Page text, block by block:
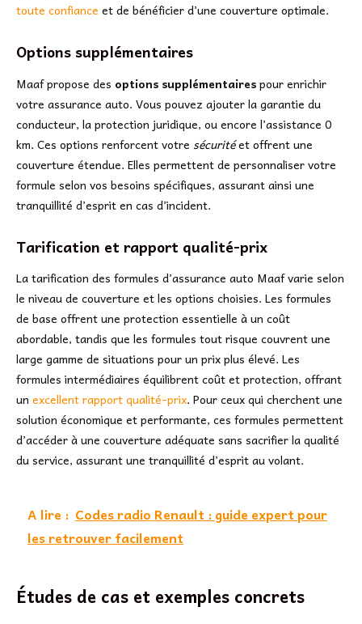
toute confiance et de bénéficier d’une couverture optimale.
Options supplémentaires
Maaf propose des options supplémentairespour enrichir
votre assurance auto. Vous pouvez ajouter la garantie du
conducteur, la protection juridique, ou encore l’assistance 0
km. Ces options renforcent votre sécuritéet offrent une
couverture étendue. Elles permettent de personnaliser votre
formule selon vos besoins spécifiques, assurant ainsi une
tranquillité d’esprit en cas d’incident.
Tarification et rapport qualité-prix
La tarification des formules d’assurance auto Maaf varie selon
le niveau de couverture et les options choisies. Les formules
de base offrent une protection essentielle à un coût
abordable, tandis que les formules tout risque couvrent une
large gamme de situations pour un prix plus élevé. Les
formules intermédiaires équilibrent coût et protection, offrant
un excellent rapport qualité-prix. Pour ceux qui cherchent une
solution économique et performante, ces formules permettent
d’accéder à une couverture adéquate sans sacrifier la qualité
du service, assurant une tranquillité d’esprit au volant.
A lire : Codes radio Renault : guide expert pour
les retrouver facilement
Études de cas et exemples concrets